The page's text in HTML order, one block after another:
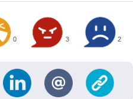
0 3 2